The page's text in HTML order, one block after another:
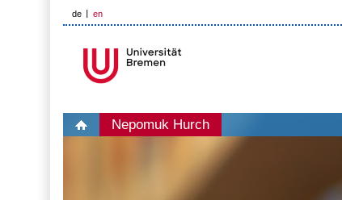
de en
Nepomuk Hurch